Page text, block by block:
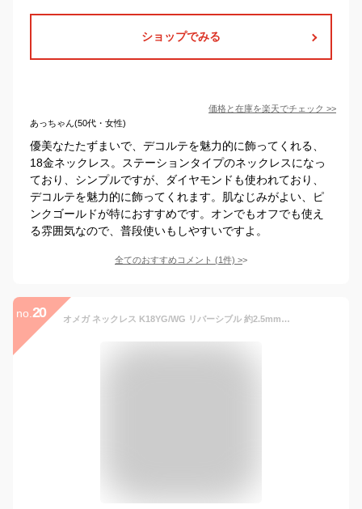
ショップでみる
価格と在庫を楽天でチェック >>
あっちゃん(50代・女性)
優美なたたずまいで、デコルテを魅力的に飾ってくれる、
18金ネックレス。ステーションタイプのネックレスになっ
ており、シンプルですが、ダイヤモンドも使われており、
デコルテを魅力的に飾ってくれます。肌なじみがよい、ピ
ンクゴールドが特におすすめです。オンでもオフでも使え
る雰囲気なので、普段使いもしやすいですよ。
全てのおすすめコメント (1件) >
no. 20 オメガ ネックレス K18YG/WG リバーシブル 約2.5mm幅 約45cm /金具を含む本体40cm(オメガ38cm+金具2cm)＋調節チェーン5cm オメガネックレ